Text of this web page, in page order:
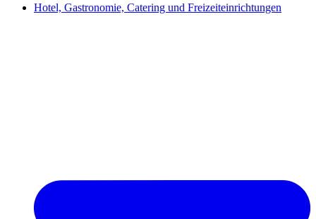
Hotel, Gastronomie, Catering und Freizeiteinrichtungen